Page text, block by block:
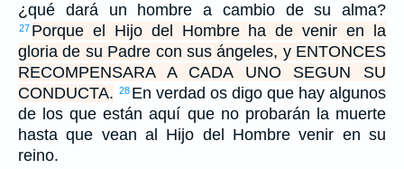
¿qué dará un hombre a cambio de su alma?
27 Porque el Hijo del Hombre ha de venir en la
gloria de su Padre con sus ángeles, y ENTONCES
RECOMPENSARA A CADA UNO SEGUN SU
CONDUCTA. 28 En verdad os digo que hay algunos
de los que están aquí que no probarán la muerte
hasta que vean al Hijo del Hombre venir en su
reino.